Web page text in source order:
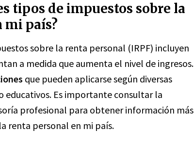
tipos de impuestos sobre la
mi país?
sobre la renta personal (IRPF) incluyen
a medida que aumenta el nivel de ingresos.
que pueden aplicarse según diversas
educativos. Es importante consultar la
profesional para obtener información más
renta personal en mi país.